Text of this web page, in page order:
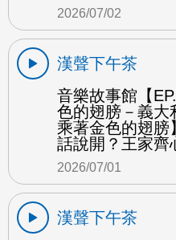
2026/07/02
漢聲下午茶
音樂故事館【
色的翅膀－義大
乘著金色的翅膀
話說開？王家齊
2026/07/01
漢聲下午茶